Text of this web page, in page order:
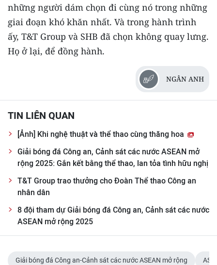
những người dám chọn đi cùng nó trong những
giai đoạn khó khăn nhất. Và trong hành trình
ấy, T&T Group và SHB đã chọn không quay lưng.
Họ ở lại, để đồng hành.
NGÂN ANH
TIN LIÊN QUAN
[Ảnh] Khi nghệ thuật và thể thao cùng thăng hoa
Giải bóng đá Công an, Cảnh sát các nước ASEAN mở
rộng 2025: Gắn kết bằng thể thao, lan tỏa tình hữu nghị
T&T Group trao thưởng cho Đoàn Thể thao Công an
nhân dân
8 đội tham dự Giải bóng đá Công an, Cảnh sát các nước
ASEAN mở rộng 2025
Giải bóng đá Công an-Cảnh sát các nước ASEAN mở rộng